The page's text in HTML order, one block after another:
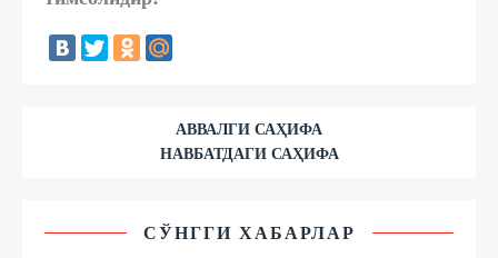
АВВАЛГИ САҲИФА
НАВБАТДАГИ САҲИФА
СЎНГГИ ХАБАРЛАР